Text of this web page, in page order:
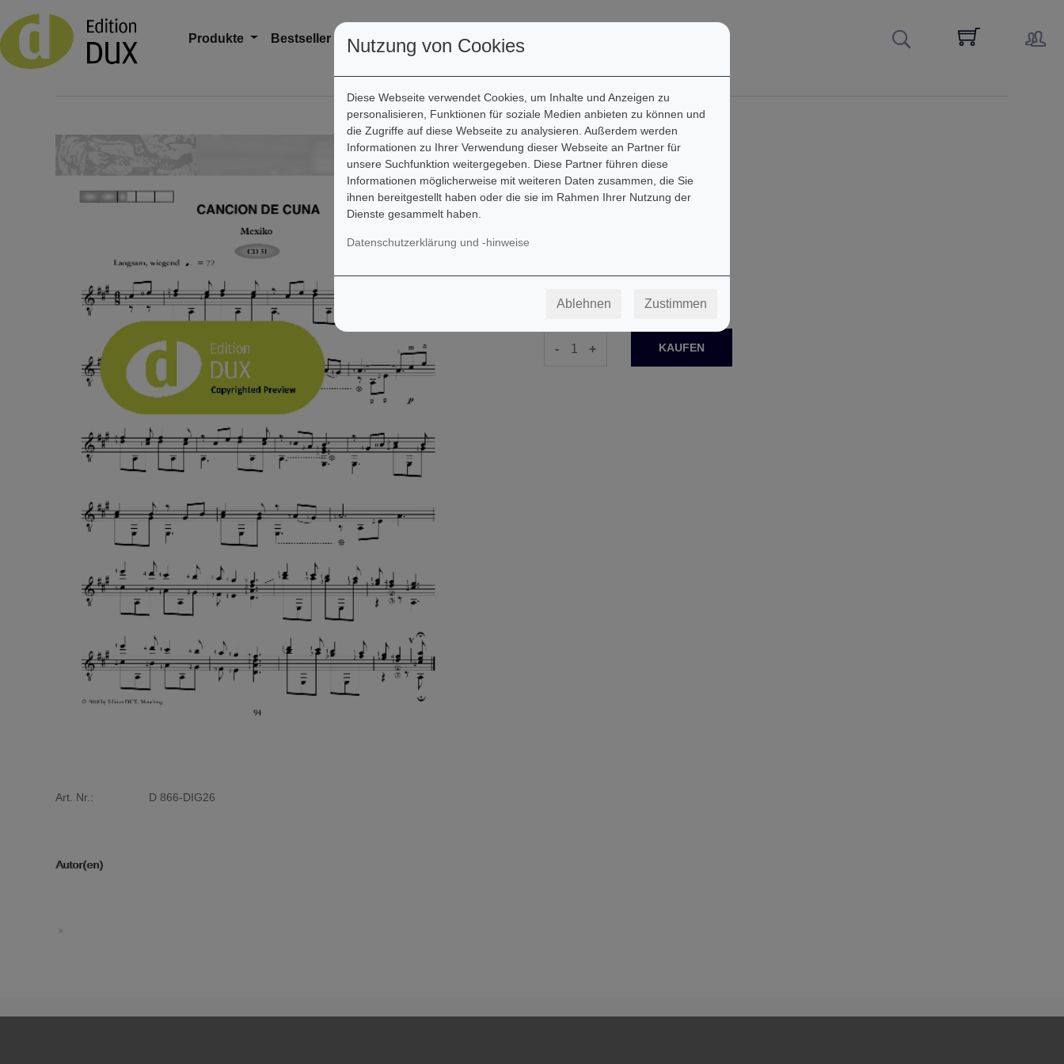
Nutzung von Cookies
Diese Webseite verwendet Cookies, um Inhalte und Anzeigen zu
personalisieren, Funktionen für soziale Medien anbieten zu können und
die Zugriffe auf diese Webseite zu analysieren. Außerdem werden
Informationen zu Ihrer Verwendung dieser Webseite an Partner für
unsere Suchfunktion weitergegeben. Diese Partner führen diese
Informationen möglicherweise mit weiteren Daten zusammen, die Sie
ihnen bereitgestellt haben oder die sie im Rahmen Ihrer Nutzung der
Dienste gesammelt haben.
Datenschutzerklärung und -hinweise
Ablehnen Zustimmen
Produkte Bestseller Autoren Downloads Kontakt
Cancion de cuna
1,49
- +
Art. Nr.: D 866-DIG26
Autor(en)